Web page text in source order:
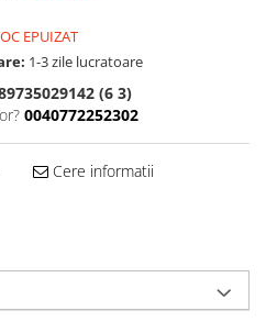
EPUIZAT
1-3 zile lucratoare
(6 3)
0040772252302
Cere informatii